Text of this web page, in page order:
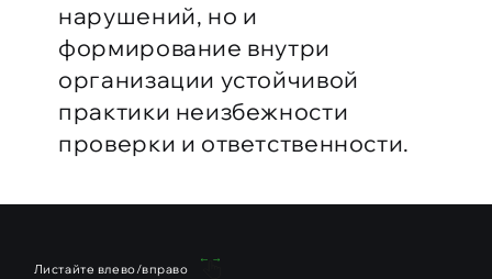
нарушений, но и
формирование внутри
организации устойчивой
практики неизбежности
проверки и ответственности.
Листайте влево/вправо